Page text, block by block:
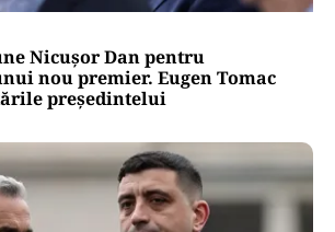
Nicușor Dan pentru
nou premier. Eugen Tomac
președintelui